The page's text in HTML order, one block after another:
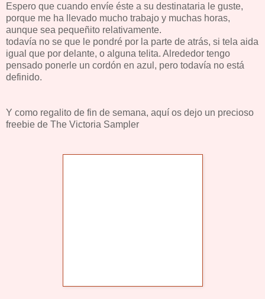
Espero que cuando envíe éste a su destinataria le guste,
porque me ha llevado mucho trabajo y muchas horas,
aunque sea pequeñito relativamente.
todavía no se que le pondré por la parte de atrás, si tela aida
igual que por delante, o alguna telita. Alrededor tengo
pensado ponerle un cordón en azul, pero todavía no está
definido.
Y como regalito de fin de semana, aquí os dejo un precioso
freebie de The Victoria Sampler